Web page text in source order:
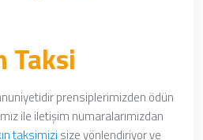
Taksi
prensiplerimizden ödün
ile iletişim numaralarımızdan
taksimizi size yönlendiriyor ve